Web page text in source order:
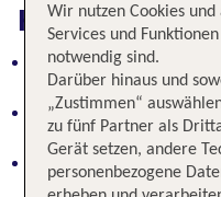
Highlights
Luxusresort auf
Exklusivität vereint
Oase des
Parkanlage mit
Bootsfahrt zur
Zentrum nur
Wir nutzen Cookies
Services und
notwendig sind.
Darüber hinaus und
„Zustimmen“
zu fünf Partner als
Gerät setzen, andere
personenbezogene